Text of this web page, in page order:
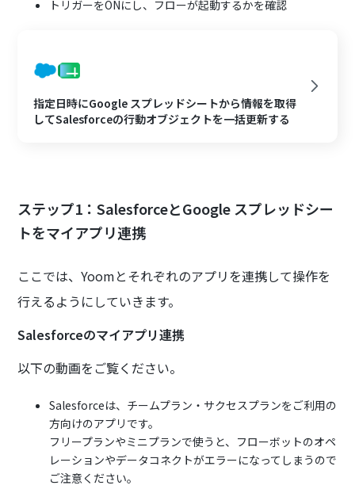
トリガーをONにし、フローが起動するかを確認
指定日時にGoogle スプレッドシートから情報を取得
してSalesforceの行動オブジェクトを一括更新する
ステップ1：SalesforceとGoogle スプレッドシー
トをマイアプリ連携
ここでは、Yoomとそれぞれのアプリを連携して操作を
行えるようにしていきます。
Salesforceのマイアプリ連携
以下の動画をご覧ください。
Salesforceは、チームプラン・サクセスプランをご利用の
方向けのアプリです。
フリープランやミニプランで使うと、フローボットのオペ
レーションやデータコネクトがエラーになってしまうので
ご注意ください。